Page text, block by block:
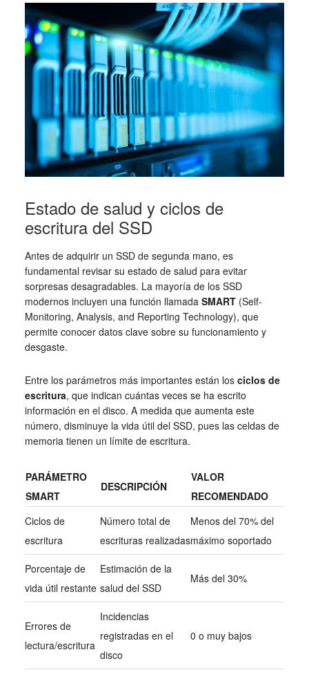
Estado de salud y ciclos de
escritura del SSD
Antes de adquirir un SSD de segunda mano, es
fundamental revisar su estado de salud para evitar
sorpresas desagradables. La mayoría de los SSD
modernos incluyen una función llamada SMART(Self-
Monitoring, Analysis, and Reporting Technology), que
permite conocer datos clave sobre su funcionamiento y
desgaste.
Entre los parámetros más importantes están los ciclos de
escritura, que indican cuántas veces se ha escrito
información en el disco. A medida que aumenta este
número, disminuye la vida útil del SSD, pues las celdas de
memoria tienen un límite de escritura.
PARÁMETRO
SMART
DESCRIPCIÓN
VALOR
RECOMENDADO
Ciclos de
escritura
Número total de
escrituras realizadas
Menos del 70% del
máximo soportado
Porcentaje de
vida útil restante
Estimación de la
salud del SSD
Más del 30%
Errores de
lectura/escritura
Incidencias
registradas en el
disco
0 o muy bajos